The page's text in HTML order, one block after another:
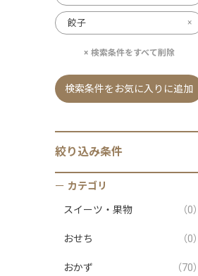
餃子
検索条件をすべて削除
検索条件をお気に入りに追加
絞り込み条件
カテゴリ
スイーツ・果物 （0）
おせち （0）
おかず （70）